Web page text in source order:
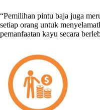
“Pemilihan pintu baja juga
setiap orang untuk
pemanfaatan kayu secara